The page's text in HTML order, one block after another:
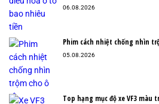
06.08.2026
Phim cách nhiệt chống nhìn
05.08.2026
Top hạng mục độ xe VF3